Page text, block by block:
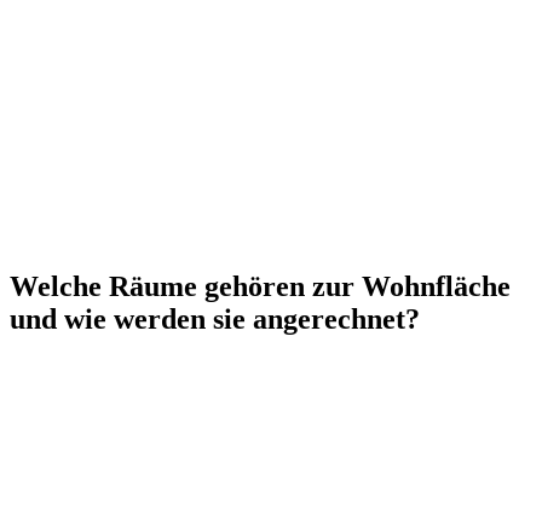
Welche Räume gehören zur Wohnfläche
und wie werden sie angerechnet?